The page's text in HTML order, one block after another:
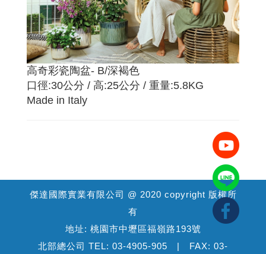
高奇彩瓷陶盆- B/深褐色
口徑:30公分 / 高:25公分 / 重量:5.8KG
Made in Italy
傑達國際實業有限公司 @ 2020 copyright 版權所
有
地址: 桃園市中壢區福嶺路193號
北部總公司 TEL: 03-4905-905 | FAX: 03-